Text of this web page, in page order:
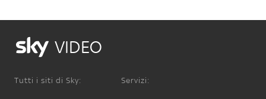
VIDEO
Tutti i siti di Sky: Servizi: